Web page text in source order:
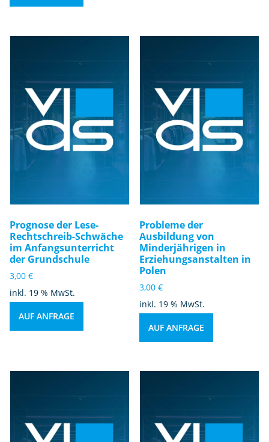
Prognose der Lese-
Rechtschreib-Schwäche
im Anfangsunterricht
der Grundschule
3,00 €
inkl. 19 % MwSt.
AUF ANFRAGE
Probleme der
Ausbildung von
Minderjährigen in
Erziehungsanstalten in
Polen
3,00€
inkl. 19 % MwSt.
AUF ANFRAGE